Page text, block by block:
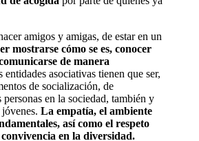
amigos y amigas, de estar en un
mostrarse cómo se es, conocer
de manera
entidades asociativas tienen que ser,
de socialización, de
en la sociedad, también y
jóvenes.La empatía, el ambiente
así como el respeto
en la diversidad.